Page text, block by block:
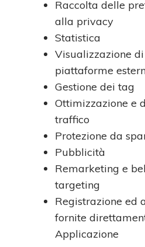
Raccolta delle
alla privacy
Statistica
Visualizzazione
piattaforme
Gestione dei tag
Ottimizzazione e
traffico
Protezione da
Pubblicità
Remarketing e
targeting
Registrazione ed
fornite
Applicazione